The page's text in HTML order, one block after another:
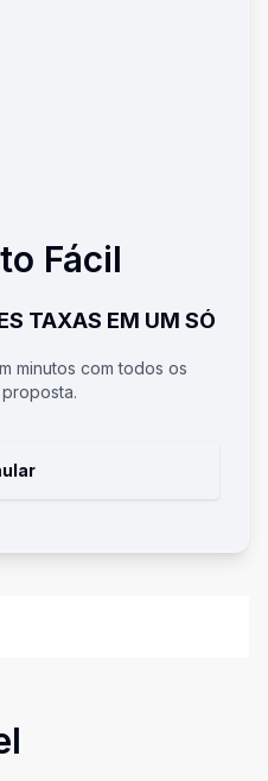
Fácil
TAXAS EM UM SÓ
minutos com todos os